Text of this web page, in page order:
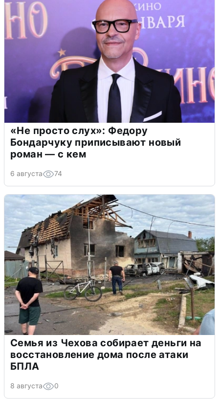
«Не просто слух»: Федору
Бондарчуку приписывают новый
роман — с кем
6 августа 74
Семья из Чехова собирает деньги на
восстановление дома после атаки
БПЛА
8 августа 0